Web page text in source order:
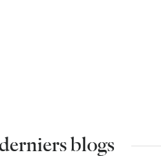
blogs